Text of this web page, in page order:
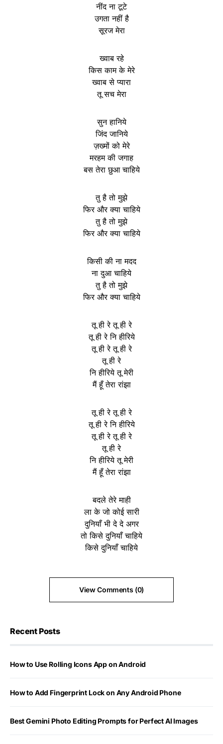
नींद ना टूटे
उगता नहीं है
सूरज मेरा
ख्वाब रहे
किस काम के मेरे
ख्वाब से प्यारा
तू सच मेरा
सुन हानिये
जिंद जानिये
ज़ख्मों को मेरे
मरहम की जगाह
बस तेरा छुआ चाहिये
तु है तो मुझे
फिर और क्या चाहिये
तु है तो मुझे
फिर और क्या चाहिये
किसी की ना मदद
ना दुआ चाहिये
तु है तो मुझे
फिर और क्या चाहिये
तू ही रे तू ही रे
तू ही रे नि हीरिये
तू ही रे तू ही रे
तू ही रे
नि हीरिये तू मेरी
मैं हूँ तेरा रांझा
तू ही रे तू ही रे
तू ही रे नि हीरिये
तू ही रे तू ही रे
तू ही रे
नि हीरिये तू मेरी
मैं हूँ तेरा रांझा
बदले तेरे माही
ला के जो कोई सारी
दुनियाँ भी दे दे अगर
तो किसे दुनियाँ चाहिये
किसे दुनियाँ चाहिये
View Comments (0)
Recent Posts
How to Use Rolling Icons App on Android
How to Add Fingerprint Lock on Any Android Phone
Best Gemini Photo Editing Prompts for Perfect AI Images